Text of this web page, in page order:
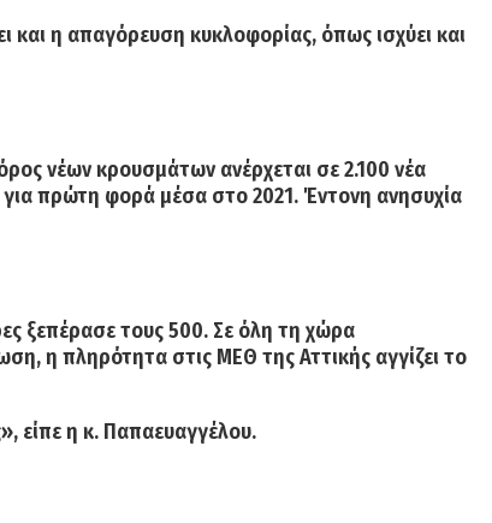
και η απαγόρευση κυκλοφορίας, όπως ισχύει και
νέων κρουσμάτων ανέρχεται σε 2.100 νέα
για πρώτη φορά μέσα στο 2021. Έντονη ανησυχία
ξεπέρασε τους 500. Σε όλη τη χώρα
η πληρότητα στις ΜΕΘ της Αττικής αγγίζει το
είπε η κ. Παπαευαγγέλου.